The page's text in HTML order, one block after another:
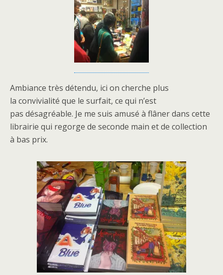
Ambiance très détendu, ici on cherche plus
la convivialité que le surfait, ce qui n’est
pas désagréable. Je me suis amusé à flâner dans cette
librairie qui regorge de seconde main et de collection
à bas prix.